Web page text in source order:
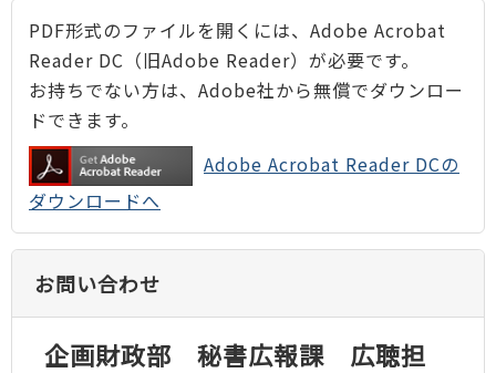
PDF形式のファイルを開くには、Adobe Acrobat
Reader DC（旧Adobe Reader）が必要です。
お持ちでない方は、Adobe社から無償でダウンロー
ドできます。
Adobe Acrobat Reader DCの
ダウンロードへ
お問い合わせ
企画財政部 秘書広報課 広聴担